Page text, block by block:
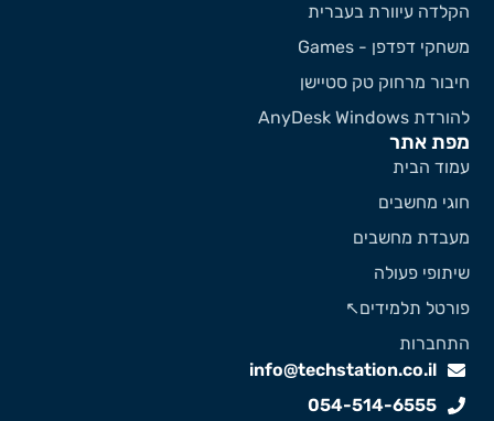
info@techstation.co.il
054-514-6555
מפת אתר
עמוד הבית
חוגי מחשבים
מעבדת מחשבים
שיתופי פעולה
פורטל תלמידים↖️
התחברות
הקלדה עיוורת בעברית
משחקי דפדפן - Games
חיבור מרחוק טק סטיישן
להורדת AnyDesk Windows